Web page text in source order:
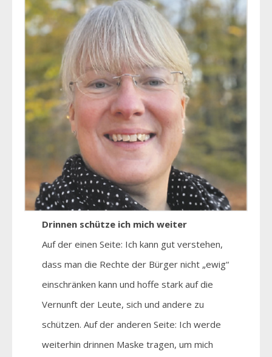
Drinnen schütze ich mich weiter
Auf der einen Seite: Ich kann gut verstehen,
dass man die Rechte der Bürger nicht „ewig“
einschränken kann und hoffe stark auf die
Vernunft der Leute, sich und andere zu
schützen. Auf der anderen Seite: Ich werde
weiterhin drinnen Maske tragen, um mich